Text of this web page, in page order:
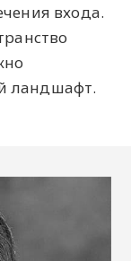
входа.
ландшафт.